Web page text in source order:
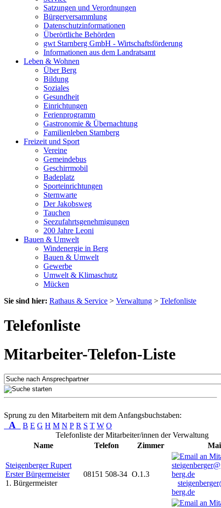
Satzungen und Verordnungen
Bürgerversammlung
Datenschutzinformationen
Überörtliche Behörden
gwt Starnberg GmbH - Wirtschaftsförderung
Informationen aus dem Landratsamt
Leben & Wohnen
Über Berg
Bildung
Soziales
Gesundheit
Einrichtungen
Ferienprogramm
Gastronomie & Übernachtung
Familienleben Starnberg
Freizeit und Sport
Vereine
Gemeindebus
Geschirrmobil
Badeplatz
Sporteinrichtungen
Sternwarte
Der Jakobsweg
Tauchen
Seezufahrtsgenehmigungen
200 Jahre Leoni
Bauen & Umwelt
Windenergie in Berg
Bauen & Umwelt
Gewerbe
Umwelt & Klimaschutz
Mücken
Sie sind hier: Rathaus & Service > Verwaltung > Telefonliste
Telefonliste
Mitarbeiter-Telefon-Liste
Sprung zu den Mitarbeitern mit dem Anfangsbuchstaben:
A B E G H M N P R S T W O
Telefonliste der Mitarbeiter/innen der Verwaltung
Name
Telefon Zimmer
Steigenberger Rupert
Erster Bürgermeister
1. Bürgermeister
08151 508-34 O.1.3
berg.de